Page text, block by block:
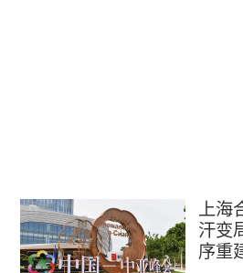
上
汗变
序重